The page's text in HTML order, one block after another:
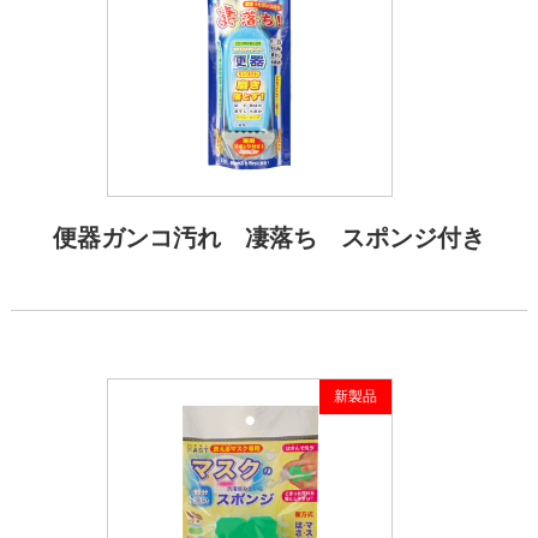
便器ガンコ汚れ 凄落ち スポンジ付き
新製品